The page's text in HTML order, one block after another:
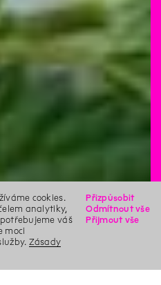
cookies.
analytiky,
váš
moci
Zásady
Přizpůsobit
Odmítnout vše
Přijmout vše